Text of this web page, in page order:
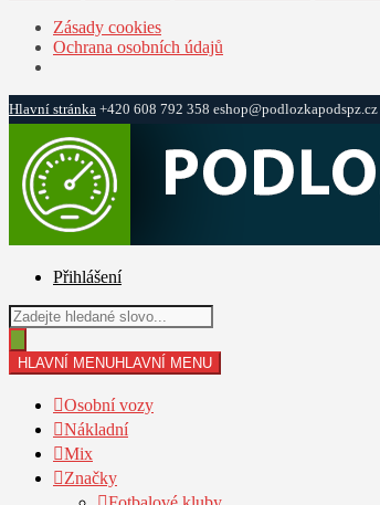
Zásady cookies
Ochrana osobních údajů
Hlavní stránka +420 608 792 358 eshop@podlozkapodspz.cz
navigaci
obsahu
webu
Přihlášení
Products
search
HLAVNÍ MENUHLAVNÍ MENU
Osobní vozy
Nákladní
Mix
Značky